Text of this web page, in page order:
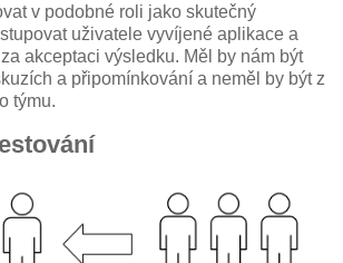
v podobné roli jako skutečný
uživatele vyvíjené aplikace a
akceptaci výsledku. Měl by nám být
a připomínkování a neměl by být z
týmu.